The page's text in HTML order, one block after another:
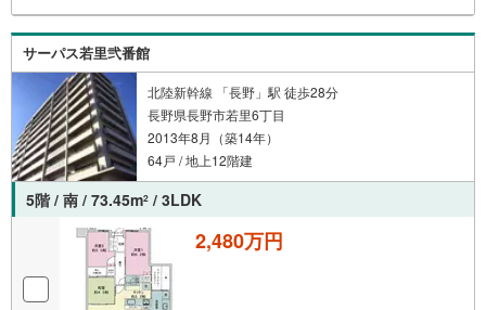
サーパス若里弐番館
北陸新幹線 「長野」駅 徒歩28分
長野県長野市若里6丁目
2013年8月（築14年）
64戸 / 地上12階建
5階 / 南 / 73.45m2 / 3LDK
2,480万円